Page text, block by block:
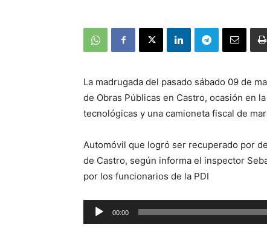
La madrugada del pasado sábado 09 de
de Obras Públicas en Castro, ocasión en
tecnológicas y una camioneta fiscal de
Automóvil que logró ser recuperado por
de Castro, según informa el inspector
por los funcionarios de la PDI
Reproductor
de
00:00